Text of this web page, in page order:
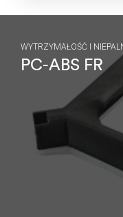
WYTRZYMAŁOŚĆ I
PC-ABS FR